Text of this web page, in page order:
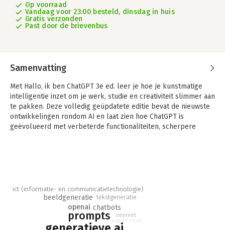
Op voorraad
Vandaag voor 23:00 besteld, dinsdag in huis
Gratis verzonden
Past door de brievenbus
Samenvatting
Met Hallo, ik ben ChatGPT 3e ed. leer je hoe je kunstmatige
intelligentie inzet om je werk, studie en creativiteit slimmer aan
te pakken. Deze volledig geüpdatete editie bevat de nieuwste
ontwikkelingen rondom AI en laat zien hoe ChatGPT is
geëvolueerd met verbeterde functionaliteiten, scherpere
schrijven, en als creatieve sparringpartner. Deze gids geeft je
de inzichten en praktische tips om AI optimaal te benutten.
Daarnaast krijg je een helder beeld van de ethische dilemma’s,
de impact op verschillende sectoren en de toekomst van AI.
prompts
openai chatbots
beeldgeneratie
ict (informatie- en communicatietechnologie)
tekstgeneratie
internet
programmeren